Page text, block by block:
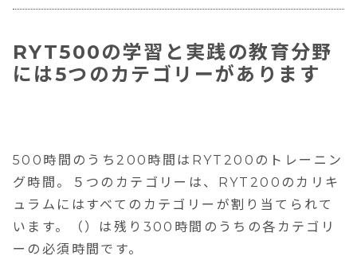
RYT500の学習と実践の教育分野
には5つのカテゴリーがあります
500時間のうち200時間はRYT200のトレーニン
グ時間。５つのカテゴリーは、RYT200のカリキ
ュラムにはすべてのカテゴリーが割り当てられて
います。（）は残り300時間のうちの各カテゴリ
ーの必須時間です。